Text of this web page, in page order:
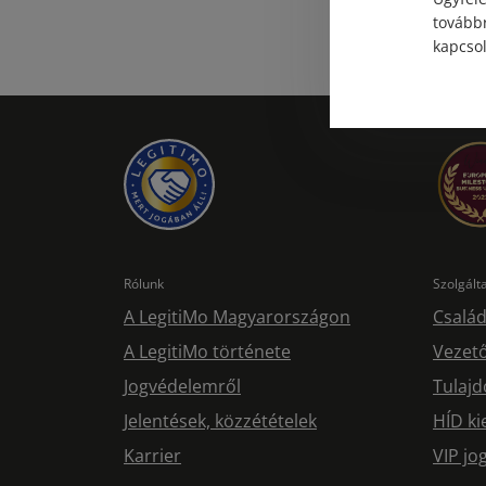
Rólunk
A LegitiMo Magyarországon
A LegitiMo története
Jogvédelemről
Jelentések, közzétételek
Karrier
HÍD
VIP